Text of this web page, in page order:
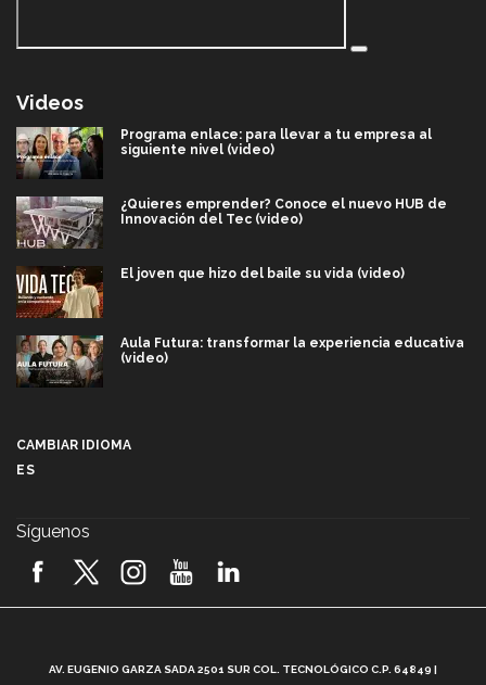
Videos
Programa enlace: para llevar a tu empresa al
siguiente nivel (video)
¿Quieres emprender? Conoce el nuevo HUB de
Innovación del Tec (video)
El joven que hizo del baile su vida (video)
Aula Futura: transformar la experiencia educativa
(video)
2026! (video)
CAMBIAR IDIOMA
ES
Síguenos
AV. EUGENIO GARZA SADA 2501 SUR COL. TECNOLÓGICO C.P. 64849 |